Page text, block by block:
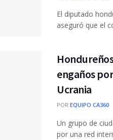
El diputado
aseguró que el
engaños
Ucrania
POR EQUIPO CA360
Un grupo de
por una red